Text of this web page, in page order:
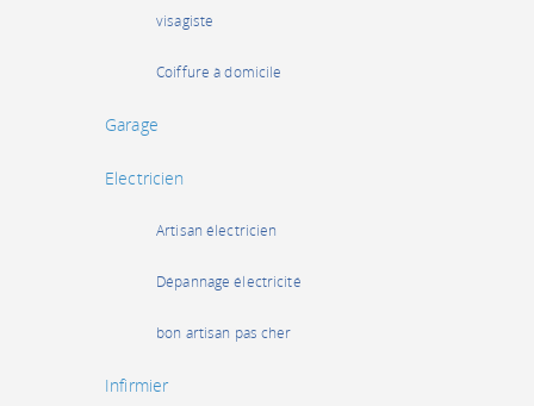
visagiste
Coiffure à domicile
Garage
Electricien
Artisan électricien
Dépannage électricité
bon artisan pas cher
Infirmier